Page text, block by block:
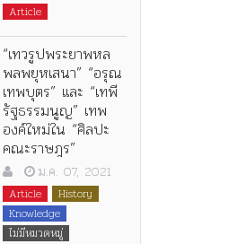
Article
“เทวรูปพระยาพหล
พลพยุหเสนา” “อรุณ
เทพบุตร” และ “เทพี
รัฐธรรมนูญ” เทพ
องค์ใหม่ใน “ศิลปะ
คณะราษฎร”
ม.ค. 07, 2021
Article
History
Knowledge
ไม่มีหมวดหมู่